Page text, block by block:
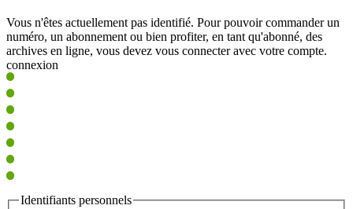
Vous n'êtes actuellement pas identifié. Pour pouvoir commander un
numéro, un abonnement ou bien profiter, en tant qu'abonné, des
archives en ligne, vous devez vous connecter avec votre compte.
connexion
Identifiants personnels